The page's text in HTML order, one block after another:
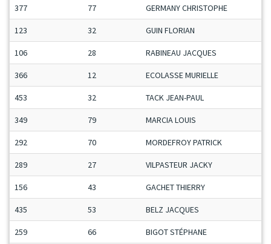
377 77 GERMANY CHRISTOPHE
123 32 GUIN FLORIAN
106 28 RABINEAU JACQUES
366 12 ECOLASSE MURIELLE
453 32 TACK JEAN-PAUL
349 79 MARCIA LOUIS
292 70 MORDEFROY PATRICK
289 27 VILPASTEUR JACKY
156 43 GACHET THIERRY
435 53 BELZ JACQUES
259 66 BIGOT STÉPHANE